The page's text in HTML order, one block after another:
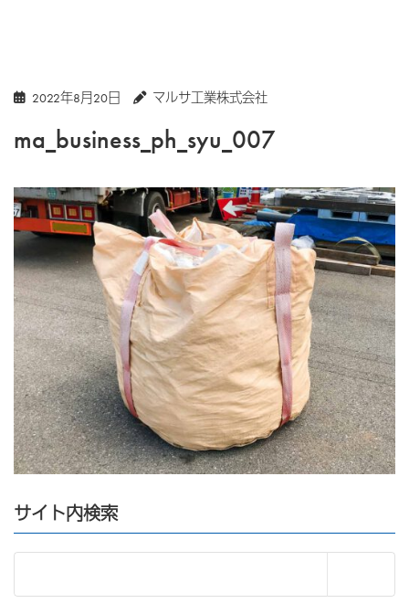
2022年8月20日 マルサ工業株式会社
ma_business_ph_syu_007
サイト内検索